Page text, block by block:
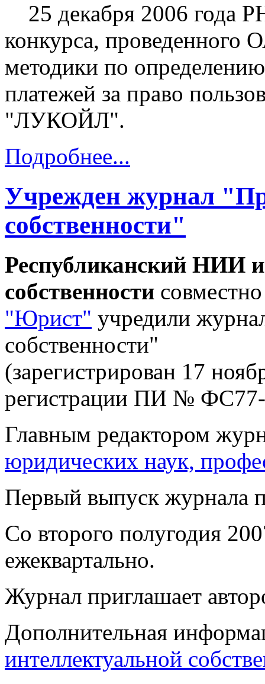
25 декабря 2006 года
конкурса,
методики по
платежей за право
"ЛУКОЙЛ".
Подробнее...
Учрежден журнал
собственности"
Республиканский НИИ
собственности
"Юрист" учредили
собственности"
(зарегистрирован 17
регистрации ПИ №
Главным редактором
юридических наук,
Первый выпуск журнала
Со второго полугодия
ежеквартально.
Журнал приглашает
Дополнительная
интеллектуальной